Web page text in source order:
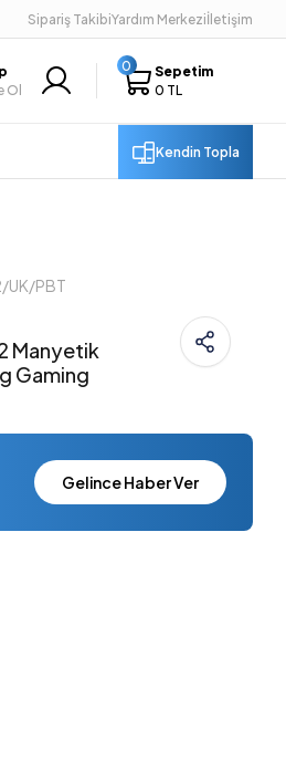
Sipariş TakibiYardım Merkeziİletişim
Ol
0
Sepetim
0 TL
Kendin Topla
UK/PBT
Manyetik
Gaming
Gelince Haber Ver